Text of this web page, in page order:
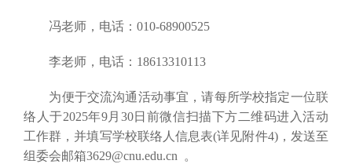
冯老师，电话：010-68900525
李老师，电话：18613310113
为便于交流沟通活动事宜，请每所学校指定一位联
络人于2025年9月30日前微信扫描下方二维码进入活动
工作群，并填写学校联络人信息表(详见附件4)，发送至
组委会邮箱3629@cnu.edu.cn 。